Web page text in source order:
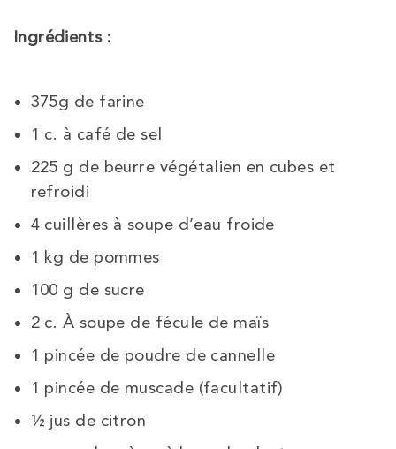
Ingrédients :
375g de farine
1 c. à café de sel
225 g de beurre végétalien en cubes et
refroidi
4 cuillères à soupe d’eau froide
1 kg de pommes
100 g de sucre
2 c. À soupe de fécule de maïs
1 pincée de poudre de cannelle
1 pincée de muscade (facultatif)
½ jus de citron